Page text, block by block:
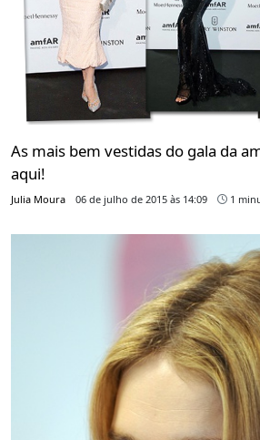
As mais bem vestidas do gala da
aqui!
Julia Moura 06 de julho de 2015 às 14:09 1